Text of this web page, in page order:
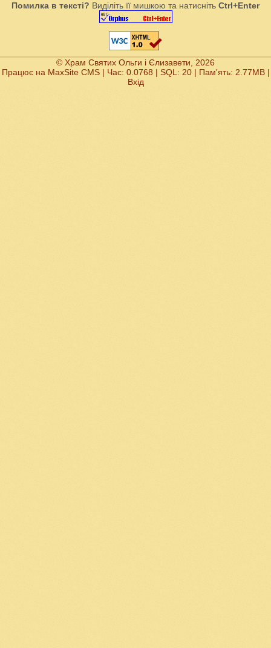
Помилка в тексті? Виділіть її мишкою та натисніть Ctrl+Enter
© Храм Святих Ольги і Єлизавети, 2026
Працює на MaxSite CMS| Час: 0.0768 | SQL: 20 | Пам'ять: 2.77MB|
Вхід